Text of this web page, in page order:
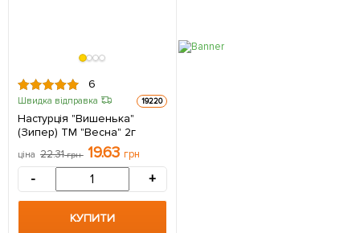
6
Швидка відправка 19220
Настурція "Вишенька"
(Зипер) ТМ "Весна" 2г
ціна 22.31грн 19.63 грн
- +
КУПИТИ